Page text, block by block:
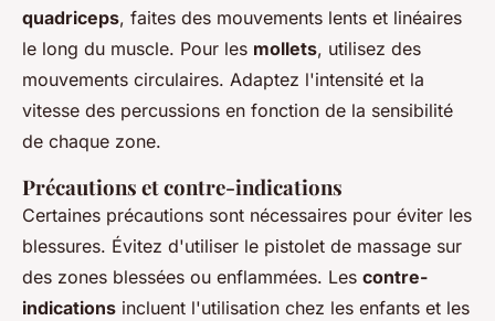
quadriceps, faites des mouvements lents et linéaires
le long du muscle. Pour les mollets, utilisez des
mouvements circulaires. Adaptez l'intensité et la
vitesse des percussions en fonction de la sensibilité
de chaque zone.
Précautions et contre-indications
Certaines précautions sont nécessaires pour éviter les
blessures. Évitez d'utiliser le pistolet de massage sur
des zones blessées ou enflammées. Les contre-
indications incluent l'utilisation chez les enfants et les